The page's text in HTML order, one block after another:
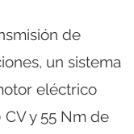
de
un sistema
eléctrico
y 55 Nm de